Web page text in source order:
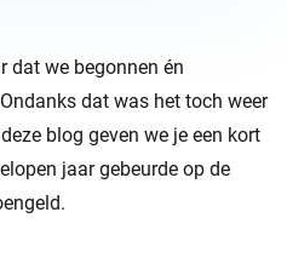
dat we begonnen én
dat was het toch weer
blog geven we je een kort
jaar gebeurde op de